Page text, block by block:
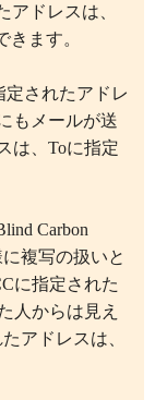
アドレスは、
ます。
定されたアドレ
もメールが送
は、Toに指定
Carbon
複写の扱いと
に指定された
人からは見え
アドレスは、